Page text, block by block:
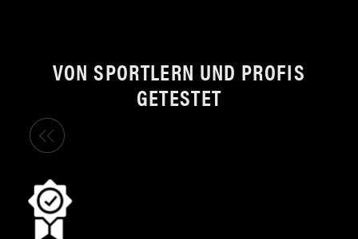
VON SPORTLERN UND PROFIS
GETESTET